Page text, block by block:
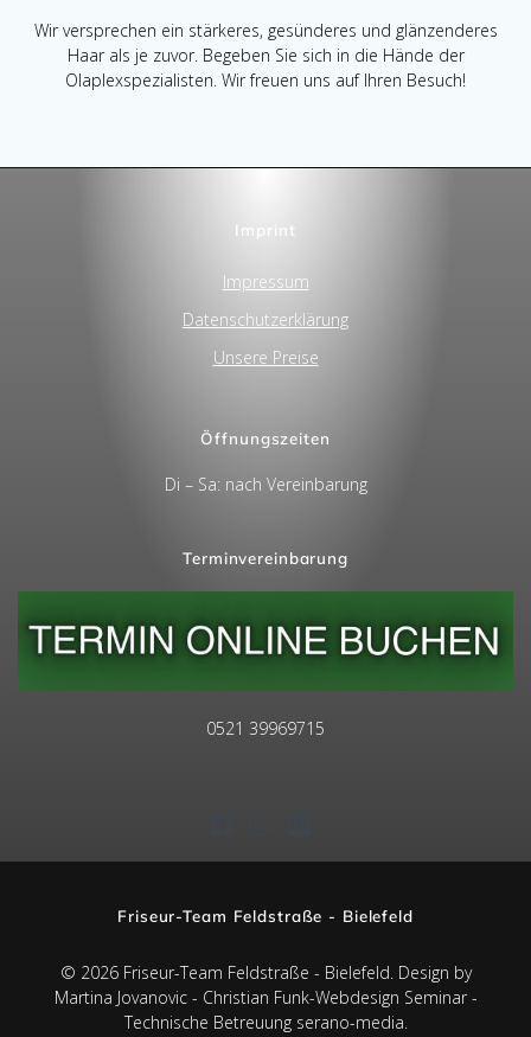
Wir versprechen ein stärkeres, gesünderes und glänzenderes
Haar als je zuvor. Begeben Sie sich in die Hände der
Olaplexspezialisten. Wir freuen uns auf Ihren Besuch!
Imprint
Impressum
Datenschutzerklärung
Unsere Preise
Öffnungszeiten
Di – Sa: nach Vereinbarung
Terminvereinbarung
0521 39969715
Friseur-Team Feldstraße - Bielefeld
© 2026 Friseur-Team Feldstraße - Bielefeld. Design by
Martina Jovanovic - Christian Funk-Webdesign Seminar-
Technische Betreuung serano-media.